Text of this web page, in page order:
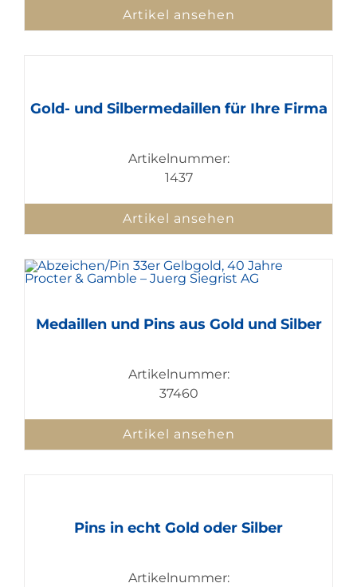
Artikel ansehen
Gold- und Silbermedaillen für Ihre Firma
Artikelnummer:
1437
Artikel ansehen
Medaillen und Pins aus Gold und Silber
Artikelnummer:
37460
Artikel ansehen
Pins in echt Gold oder Silber
Artikelnummer: